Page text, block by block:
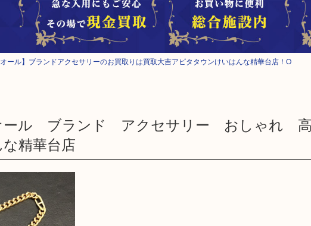
オール】ブランドアクセサリーのお買取りは買取大吉アピタタウンけいはんな精華台店！O
ール ブランド アクセサリー おしゃれ
精華台店